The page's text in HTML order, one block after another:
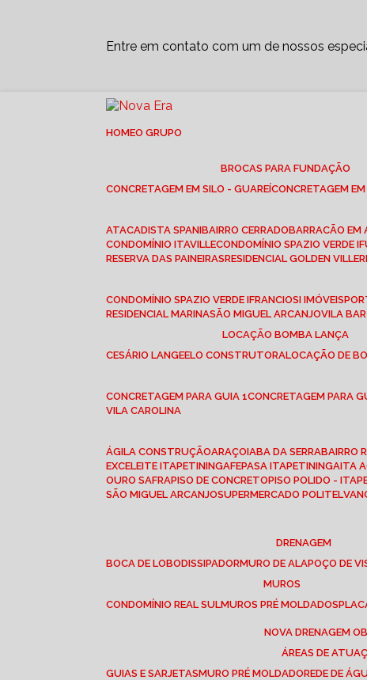
Entre em contato com um de nossos
HOME
O GRUPO
BROCAS PARA FUNDAÇÃO
CONCRETAGEM EM SILO - GUAREÍ CONCRETAGEM
ATACADISTA SPANI BAIRRO CERRADO BARRACÃO
CONDOMÍNIO ITAVILLE CONDOMÍNIO SPAZIO VERDE I
RESERVA DAS PAINEIRAS RESIDENCIAL GOLDEN VILLE
CONDOMÍNIO SPAZIO VERDE I FRANCIOSI IMÓVEIS
RESIDENCIAL MARINA SÃO MIGUEL ARCANJO VILA
LOCAÇÃO BOMBA LANÇA
CESÁRIO LANGE ELO CONSTRUTORA LOCAÇÃO DE
CONCRETAGEM PARA GUIA 1 CONCRETAGEM PARA
VILA CAROLINA
ÁGILA CONSTRUÇÃO ARAÇOIABA DA SERRA BAIRRO
EXCELEITE ITAPETININGA FEPASA ITAPETININGA ITA
OURO SAFRA PISO DE CONCRETO PISO POLIDO -
SÃO MIGUEL ARCANJO SUPERMERCADO POLITEL
DRENAGEM
BOCA DE LOBO DISSIPADOR MURO DE ALA POÇO DE
MUROS
CONDOMÍNIO REAL SUL
MUROS PRÉ MOLDADOS
NOVA DRENAGEM
ÁREAS DE
GUIAS E SARJETAS
MURO PRÉ MOLDADO REDE DE